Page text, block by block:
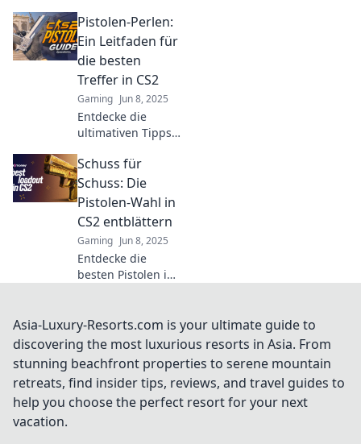
CS2: Ist es Skill
oder einfach nur
Glück? Finde es
jetzt heraus!
Pistolen-Perlen:
Ein Leitfaden für
die besten
Treffer in CS2
Gaming Jun 8, 2025
Entdecke die
ultimativen Tipps
besten Pistolen-
Perlen in CS2.
Werde zum
Meister der
Treffer!
Schuss für
Schuss: Die
Pistolen-Wahl in
CS2 entblättern
Gaming Jun 8, 2025
Entdecke die
besten Pistolen in
perfekte Wahl für
deinen Spielstil zu
treffen. Schuss für
Schuss zur
Meisterschaft!
Asia-Luxury-Resorts.com is your ultimate guide to
discovering the most luxurious resorts in Asia. From
stunning beachfront properties to serene mountain
retreats, find insider tips, reviews, and travel guides to
help you choose the perfect resort for your next
vacation.